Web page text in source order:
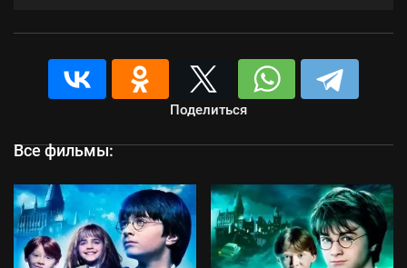
Поделиться
Все фильмы: